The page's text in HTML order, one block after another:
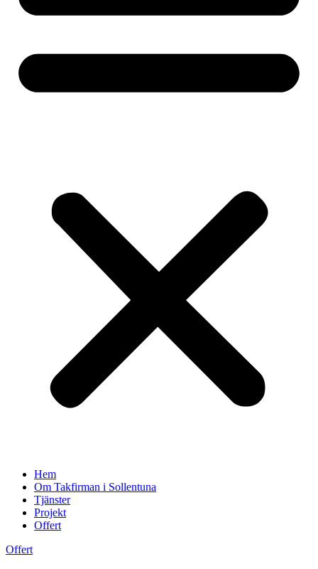
Hem
Om Takfirman i Sollentuna
Tjänster
Projekt
Offert
Offert